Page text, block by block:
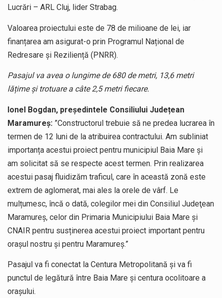
Lucrări – ARL Cluj, lider Strabag.
Valoarea proiectului este de 78 de milioane de lei, iar
finanțarea am asigurat-o prin Programul Național de
Redresare și Reziliență (PNRR).
Pasajul va avea o lungime de 680 de metri, 13,6 metri
lățime și trotuare a câte 2,5 metri fiecare.
Ionel Bogdan, președintele Consiliului Județean
Maramureș: ”Constructorul trebuie să ne predea lucrarea în
termen de 12 luni de la atribuirea contractului. Am subliniat
importanța acestui proiect pentru municipiul Baia Mare și
am solicitat să se respecte acest termen. Prin realizarea
acestui pasaj fluidizăm traficul, care în această zonă este
extrem de aglomerat, mai ales la orele de vârf. Le
mulțumesc, încă o dată, colegilor mei din Consiliul Judeţean
Maramureş, celor din Primaria Municipiului Baia Mare și
CNAIR pentru susținerea acestui proiect important pentru
orașul nostru și pentru Maramureș.”
Pasajul va fi conectat la Centura Metropolitană și va fi
punctul de legătură între Baia Mare și centura ocolitoare a
orașului.